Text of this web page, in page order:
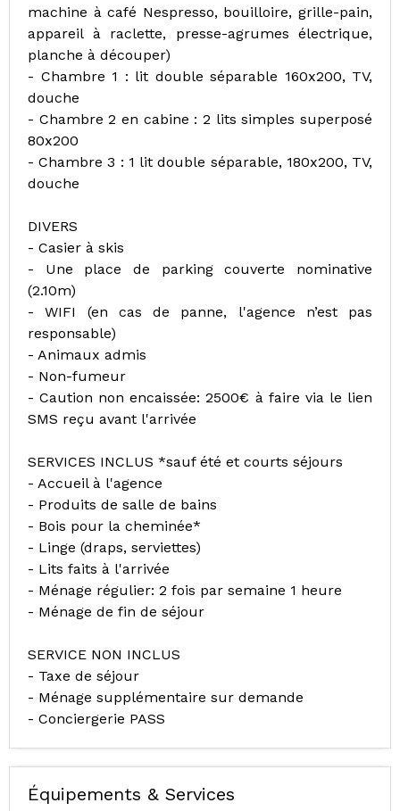
machine à café Nespresso, bouilloire, grille-pain,
appareil à raclette, presse-agrumes électrique,
planche à découper)
- Chambre 1 : lit double séparable 160x200, TV,
douche
- Chambre 2 en cabine : 2 lits simples superposé
80x200
- Chambre 3 : 1 lit double séparable, 180x200, TV,
douche
DIVERS
- Casier à skis
- Une place de parking couverte nominative
(2.10m)
- WIFI (en cas de panne, l'agence n’est pas
responsable)
- Animaux admis
- Non-fumeur
- Caution non encaissée: 2500€ à faire via le lien
SMS reçu avant l'arrivée
SERVICES INCLUS *sauf été et courts séjours
- Accueil à l'agence
- Produits de salle de bains
- Bois pour la cheminée*
- Linge (draps, serviettes)
- Lits faits à l'arrivée
- Ménage régulier: 2 fois par semaine 1 heure
- Ménage de fin de séjour
SERVICE NON INCLUS
- Taxe de séjour
- Ménage supplémentaire sur demande
- Conciergerie PASS
Équipements & Services